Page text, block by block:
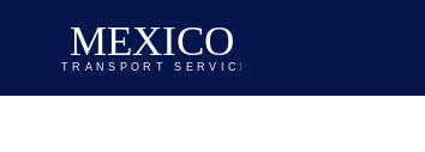
Saltar
contenido